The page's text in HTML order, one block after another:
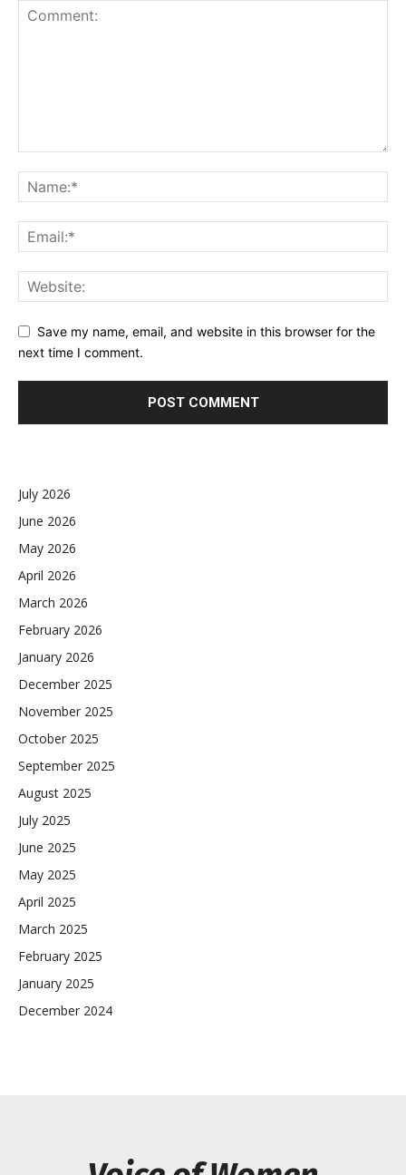
Save my name, email, and website in this browser for the
next time I comment.
July 2026
June 2026
May 2026
April 2026
March 2026
February 2026
January 2026
December 2025
November 2025
October 2025
September 2025
August 2025
July 2025
June 2025
May 2025
April 2025
March 2025
February 2025
January 2025
December 2024